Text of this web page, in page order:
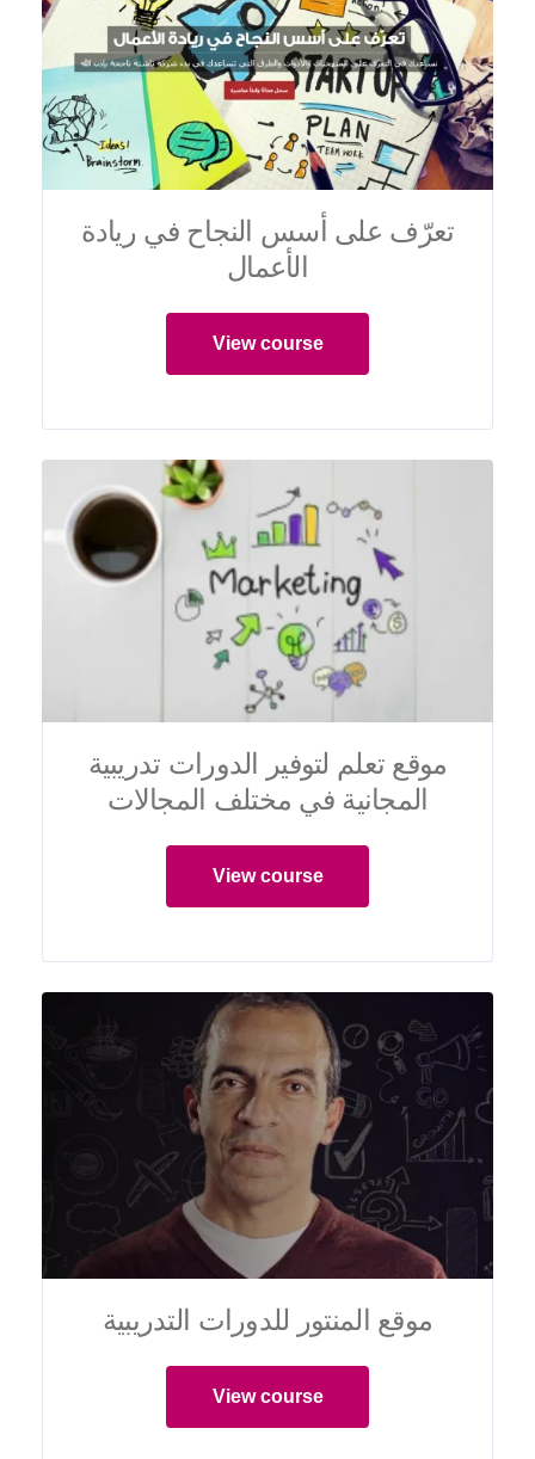
تعرّف على أسس النجاح في ريادة
الأعمال
View course
موقع تعلم لتوفير الدورات تدريبية
المجانية في مختلف المجالات
View course
موقع المنتور للدورات التدريبية
View course